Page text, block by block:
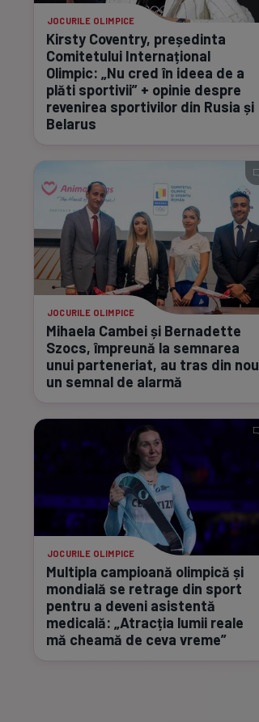
JOCURILE OLIMPICE
Kirsty Coventry, președinta
Comitetului Internațional
Olimpic: „Nu cred în ideea de a
plăti sportivii” + opinie despre
revenirea sportivilor din Rusia și
Belarus
JOCURILE OLIMPICE
Mihaela Cambei și Bernadette
Szocs, împreună la semnarea
unui parteneriat, au tras din nou
un semnal de alarmă
JOCURILE OLIMPICE
Multipla campioană olimpică și
mondială se retrage din sport
pentru a deveni asistentă
medicală: „Atracția lumii reale
mă cheamă de ceva vreme”